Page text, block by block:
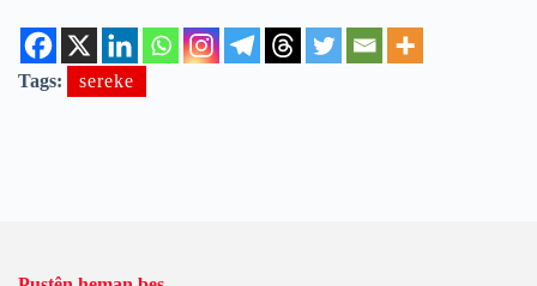
Tags: sereke